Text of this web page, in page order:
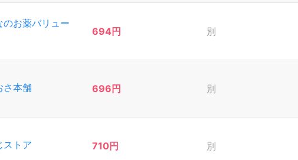
のお薬バリュー
694円 別
さ本舗 696円 別
ストア 710円 別